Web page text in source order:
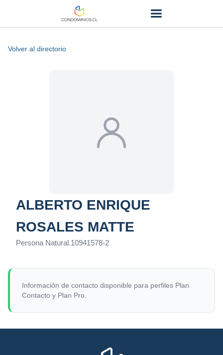
Volver al directorio
ALBERTO ENRIQUE
ROSALES MATTE
Persona Natural.10941578-2
Información de contacto disponible para perfiles Plan
Contacto y Plan Pro.